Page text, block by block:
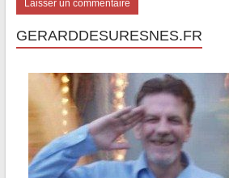
GERARDDESURESNES.FR